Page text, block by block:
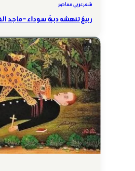
شعر عربي معاصر
ربيعٌ تنهشه دببةٌ سوداء – ماجد